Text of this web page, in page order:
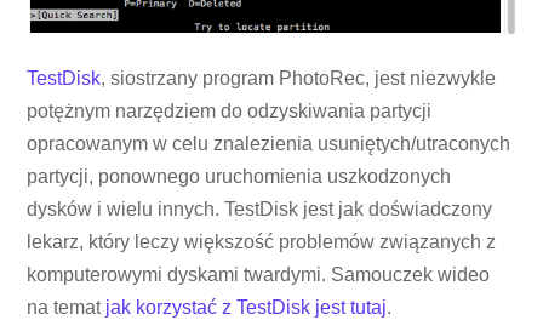
TestDisk, siostrzany program PhotoRec, jest niezwykle
potężnym narzędziem do odzyskiwania partycji
opracowanym w celu znalezienia usuniętych/utraconych
partycji, ponownego uruchomienia uszkodzonych
dysków i wielu innych. TestDisk jest jak doświadczony
lekarz, który leczy większość problemów związanych z
komputerowymi dyskami twardymi. Samouczek wideo
na temat jak korzystać z TestDisk jest tutaj.